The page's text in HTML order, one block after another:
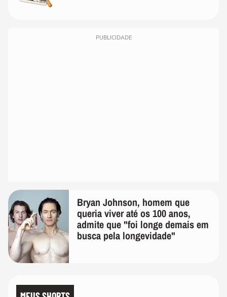
PUBLICIDADE
Bryan Johnson, homem que
queria viver até os 100 anos,
admite que "foi longe demais em
busca pela longevidade"